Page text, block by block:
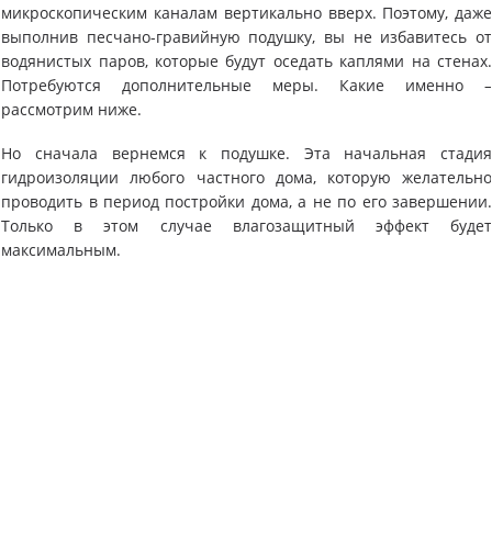
микроскопическим каналам вертикально вверх. Поэтому, даже
выполнив песчано-гравийную подушку, вы не избавитесь от
водянистых паров, которые будут оседать каплями на стенах.
Потребуются дополнительные меры. Какие именно –
рассмотрим ниже.
Но сначала вернемся к подушке. Эта начальная стадия
гидроизоляции любого частного дома, которую желательно
проводить в период постройки дома, а не по его завершении.
Только в этом случае влагозащитный эффект будет
максимальным.